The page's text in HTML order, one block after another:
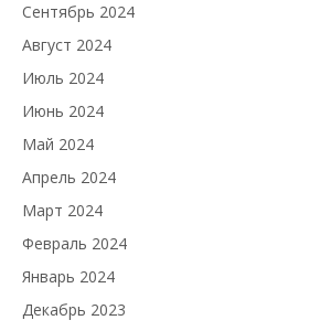
Сентябрь 2024
Август 2024
Июль 2024
Июнь 2024
Май 2024
Апрель 2024
Март 2024
Февраль 2024
Январь 2024
Декабрь 2023